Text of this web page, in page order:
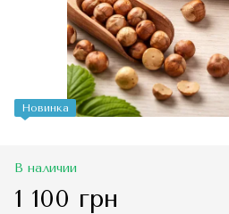
Новинка
В наличии
1 100 грн